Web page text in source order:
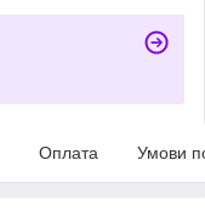
Оплата Умови